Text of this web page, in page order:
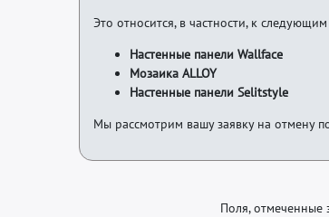
Это относится, в частности, к
Настенные панели Wallface
Мозаика ALLOY
Настенные панели Selitstyle
Мы рассмотрим вашу заявку на отмену
Поля, отмеченные